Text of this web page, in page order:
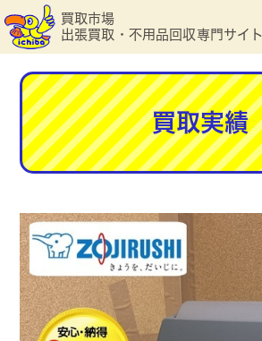
買取市場
出張買取・不用品回収専門サイト
買取実績